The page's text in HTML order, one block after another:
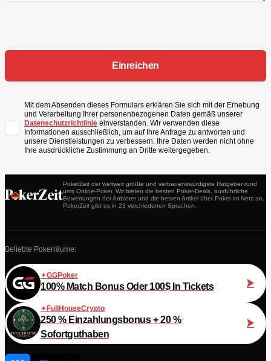
Mit dem Absenden dieses Formulars erklären Sie sich mit der Erhebung
und Verarbeitung Ihrer personenbezogenen Daten gemäß unserer
Datenschutzrichtlinie einverstanden. Wir verwenden diese
Informationen ausschließlich, um auf Ihre Anfrage zu antworten und
unsere Dienstleistungen zu verbessern. Ihre Daten werden nicht ohne
Ihre ausdrückliche Zustimmung an Dritte weitergegeben.
PokerZeit der weltweit größte und vertrauenswürdigste Ratgeber rund
ums Online-Poker. Wir bieten die besten Poker-Deals, ausführliche
Bewertungen der Anbieter und die besten Artikel über Poker im Netz an.
PokerZeit gibt es in 23 verchiedenen Sprachen.
Beliebte Pokerräume:
GGPoker
100% Match Bonus Oder 100$ In Tickets
FullHouseCrypto
250 % Einzahlungsbonus + 20 %
Sofortguthaben